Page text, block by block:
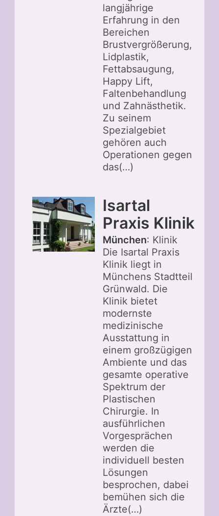
langjährige
Erfahrung in den
Bereichen
Brustvergrößerung,
Lidplastik,
Fettabsaugung,
Happy Lift,
Faltenbehandlung
und Zahnästhetik.
Zu seinem
Spezialgebiet
gehören auch
Operationen gegen
das(…)
Isartal
Praxis Klinik
München: Klinik
Die Isartal Praxis
Klinik liegt in
Münchens Stadtteil
Grünwald. Die
Klinik bietet
modernste
medizinische
Ausstattung in
einem großzügigen
Ambiente und das
gesamte operative
Spektrum der
Plastischen
Chirurgie. In
ausführlichen
Vorgesprächen
werden die
individuell besten
Lösungen
besprochen, dabei
bemühen sich die
Ärzte(…)